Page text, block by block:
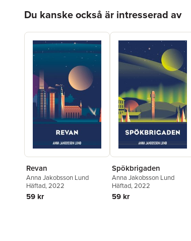
Du kanske också är intresserad av
Revan
Anna Jakobsson Lund
Häftad, 2022
59 kr
Spökbrigaden
Anna Jakobsson Lund
Häftad, 2022
59 kr